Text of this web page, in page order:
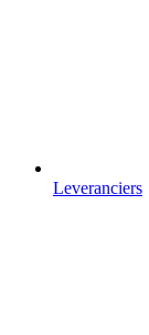
Leveranciers